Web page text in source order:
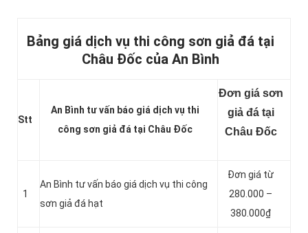
Bảng giá dịch vụ thi công sơn giả đá tại
Châu Đốc của An Bình
Stt
An Bình tư vấn báo giá dịch vụ thi
công sơn giả đá tại Châu Đốc
Đơn giá sơn
giả đá tại
Châu Đốc
1
An Bình tư vấn báo giá dịch vụ thi công
sơn giả đá hạt
Đơn giá từ
280.000 –
380.000₫